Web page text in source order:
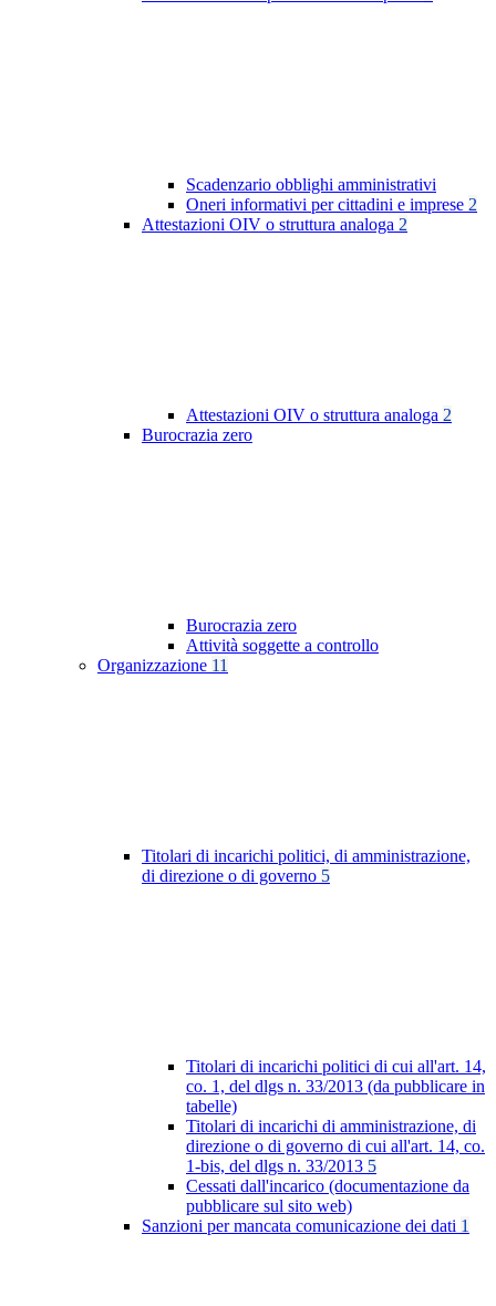
Scadenzario obblighi amministrativi
Oneri informativi per cittadini e imprese 2
Attestazioni OIV o struttura analoga 2
Attestazioni OIV o struttura analoga 2
Burocrazia zero
Burocrazia zero
Attività soggette a controllo
Organizzazione 11
Titolari di incarichi politici, di amministrazione,
di direzione o di governo 5
Titolari di incarichi politici di cui all'art. 14,
co. 1, del dlgs n. 33/2013 (da pubblicare in
tabelle)
Titolari di incarichi di amministrazione, di
direzione o di governo di cui all'art. 14, co.
1-bis, del dlgs n. 33/2013 5
Cessati dall'incarico (documentazione da
pubblicare sul sito web)
Sanzioni per mancata comunicazione dei dati 1